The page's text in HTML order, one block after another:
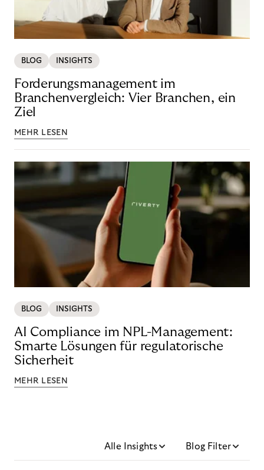
BLOG INSIGHTS
Forderungsmanagement im
Branchenvergleich: Vier Branchen, ein
Ziel
MEHR LESEN
BLOG INSIGHTS
AI Compliance im NPL-Management:
Smarte Lösungen für regulatorische
Sicherheit
MEHR LESEN
Alle Insights Blog Filter